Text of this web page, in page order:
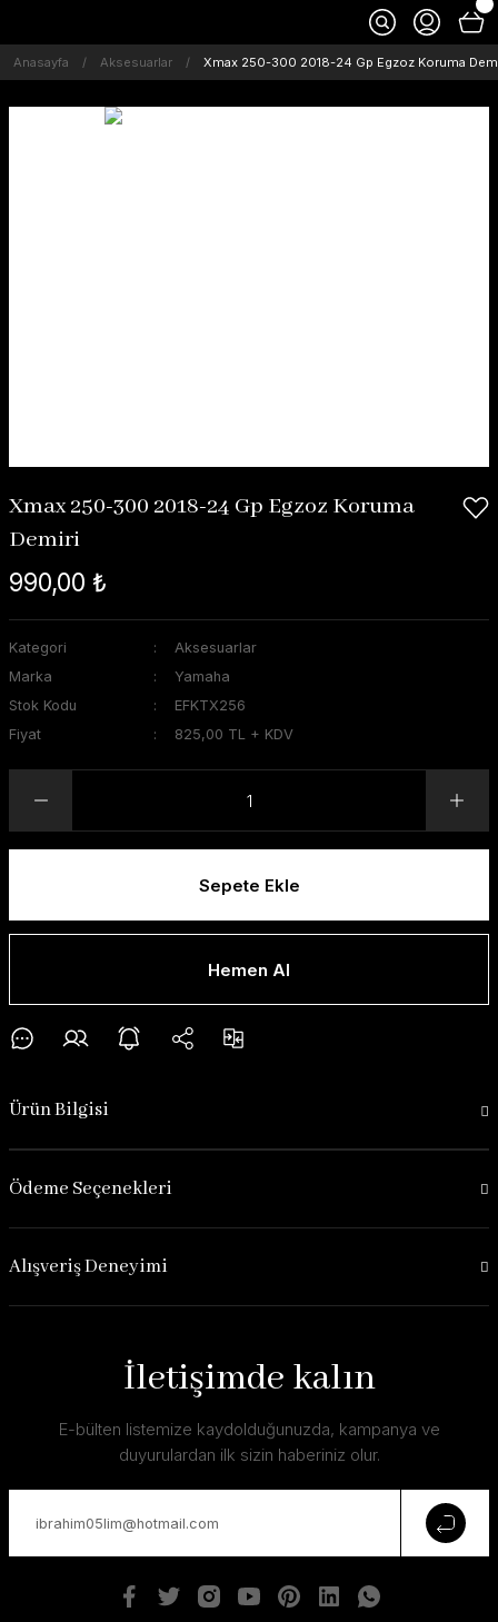
Anasayfa Aksesuarlar Xmax 250-300 2018-24 Gp Egzoz Koruma
Xmax 250-300 2018-24 Gp Egzoz Koruma
Demiri
990,00 ₺
Kategori
Aksesuarlar
Marka
Yamaha
Stok Kodu
EFKTX256
Fiyat
825,00 TL + KDV
Sepete Ekle
Hemen Al
Ürün Bilgisi
Ödeme Seçenekleri
Alışveriş Deneyimi
İletişimde kalın
E-bülten listemize kaydolduğunuzda, kampanya ve
duyurulardan ilk sizin haberiniz olur.